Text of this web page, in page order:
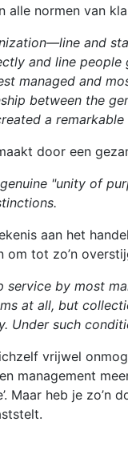
normen van
and
and line
managed and
between the
a
door een
"unity of
aan het
om tot zo’n
by most
at all, but
Under such
vrijwel
management
Maar heb je